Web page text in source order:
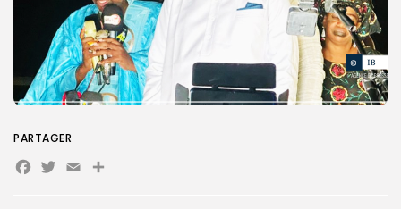
Search
for:
Search
Button
PARTAGER
Facebook
Twitter
EmailPartager